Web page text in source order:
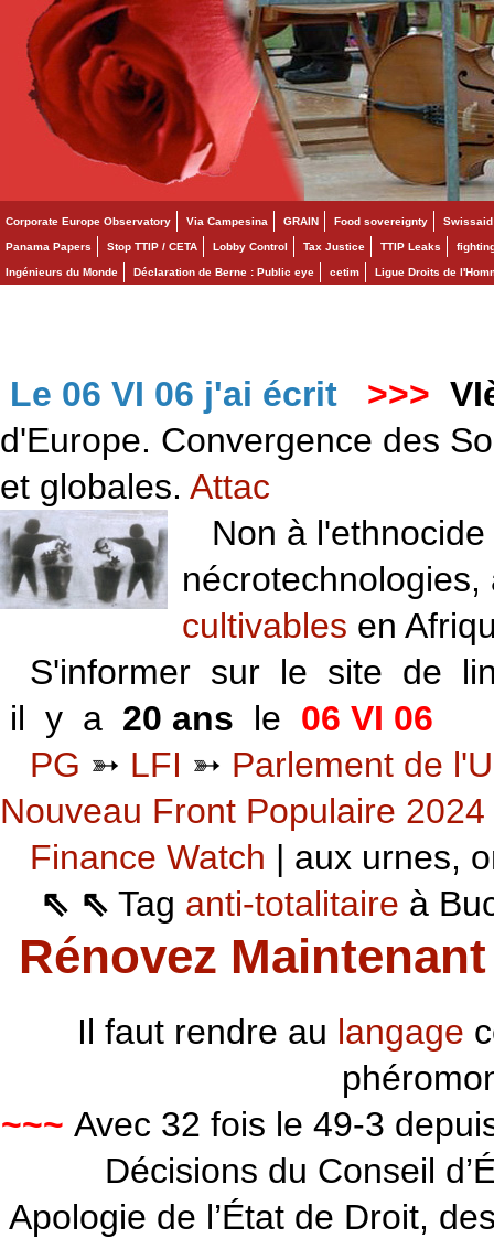
Corporate Europe Observatory Via Campesina GRAIN Food sovereignty Swissaid
Panama Papers Stop TTIP / CETA Lobby Control Tax Justice TTIP Leaks
Ingénieurs du Monde Déclaration de Berne : Public eye cetim Ligue Droits de
Le 06 VI 06 j'ai écrit >>>
d'Europe. Convergence des
et globales. Attac
Non à l'ethnocide
cultivables en
S'informer sur le site de
il y a 20 ans le 06 VI 06
PG ➳ LFI ➳ Parlement de
Nouveau Front Populaire 2024
Finance Watch | aux urnes,
⇖ ⇖ Tag anti-totalitaire à
Rénovez
Il faut rendre au langage
~~~ Avec 32 fois le 49-3
Décisions du Conseil
Apologie de l’État de Droit,